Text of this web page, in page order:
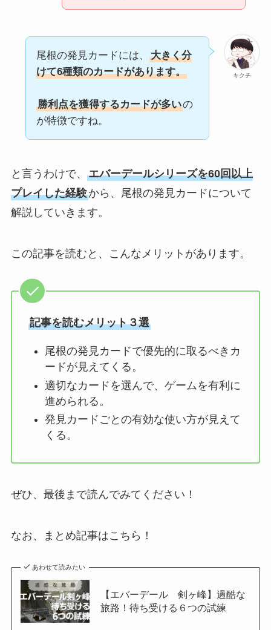
キクチ
尾根の発見カードには、
大きく分
けて6種類のカードがあります。
勝利点を獲得するカードが多いの
が特徴ですね。
と言うわけで、 エバーデールシリーズを60回以上
プレイした経験から、尾根の発見カードについて
解説していきます。
この記事を読むと、こんなメリットがあります。
記事を読むメリット３選
尾根の発見カードで優先的に取るべきカ
ードが見えてくる。
適切なカードを選んで、ゲームを有利に
進められる。
発見カードごとの有効な使い方が見えて
くる。
ぜひ、最後まで読んでみてください！
なお、まとめ記事はこちら！
あわせて読みたい
【エバーデール 剣ヶ峰】過酷な
旅路！待ち受ける６つの試練